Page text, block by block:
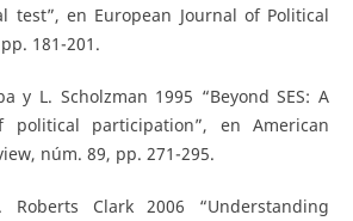
test”, en European Journal of Political
181-201.
y L. Scholzman 1995 “Beyond SES: A
political participation”, en American
núm. 89, pp. 271-295.
Clark 2006 “Understanding